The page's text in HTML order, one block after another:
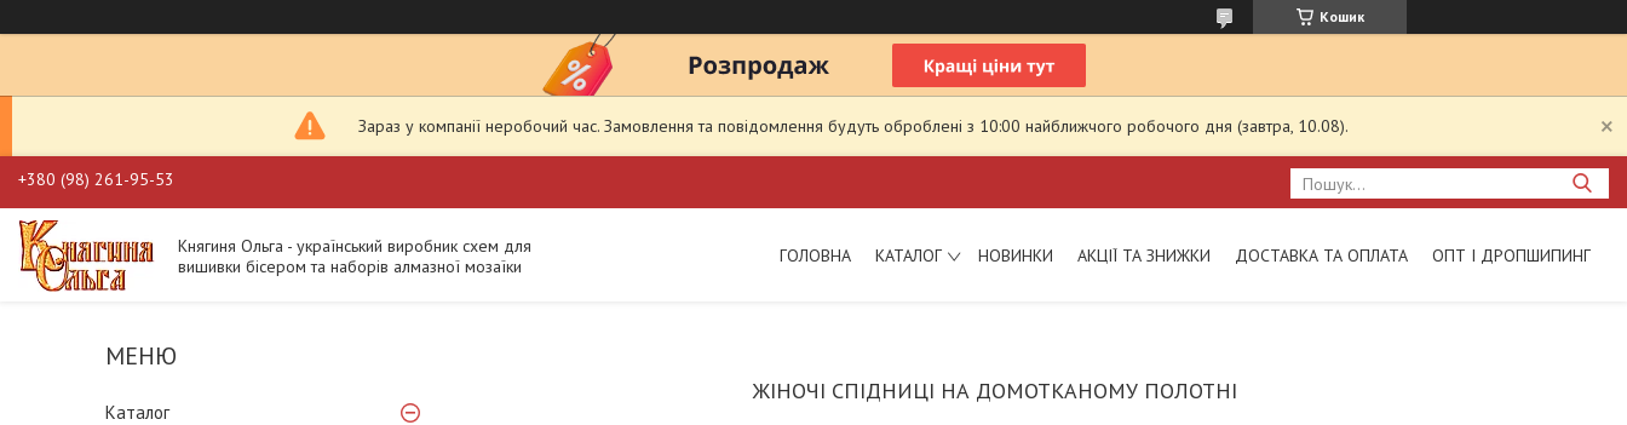
Кошик
Зараз у компанії неробочий час. Замовлення та повідомлення будуть оброблені з 10:00 найближчого робочого дня (завтра, 10.08).
+380 (98) 261-95-53
Княгиня Ольга - український виробник схем для
вишивки бісером та наборів алмазної мозаїки
ГОЛОВНА КАТАЛОГ НОВИНКИ АКЦІЇ ТА ЗНИЖКИ ДОСТАВКА ТА ОПЛАТА ОПТ І ДРОПШИПИНГ
Каталог
ЖІНОЧІ СПІДНИЦІ НА ДОМОТКАНОМУ ПОЛОТНІ